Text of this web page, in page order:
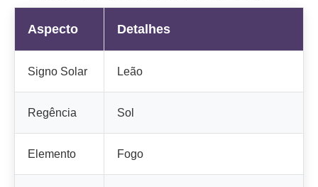
Aspecto Detalhes
Signo Solar Leão
Regência Sol
Elemento Fogo